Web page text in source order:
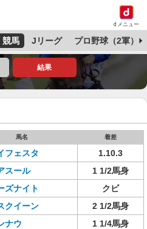
dメニュー
競馬 Jリーグ プロ野球（2軍）
結果
馬名 着差
フェスタ
1.10.3
スール
1 1/2馬身
ズナイト
クビ
クイーン
2 1/2馬身
ンナウ
1 1/4馬身